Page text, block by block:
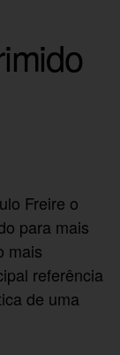
Freire o
para mais
mais
referência
de uma